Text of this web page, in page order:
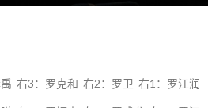
右3：罗克和 右2：罗卫 右1：罗江润